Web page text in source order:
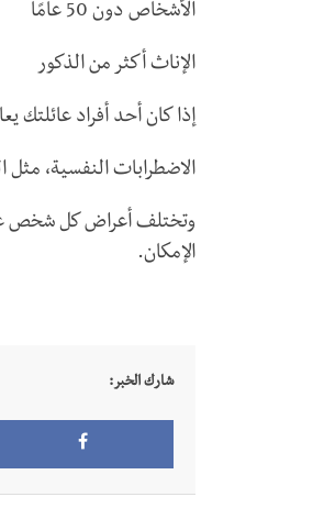
الأشخاص دون 50 عامًا
الإناث أكثر من الذكور
إذا كان أحد أفراد عائلتك
الاضطرابات النفسية، مثل
وتختلف أعراض كل شخص عن
الإمكان.
شارك الخبر: